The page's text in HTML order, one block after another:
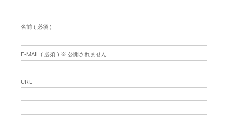
名前 ( 必須 )
E-MAIL ( 必須 ) ※ 公開されません
URL